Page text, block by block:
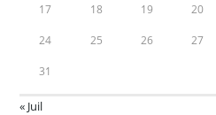
17 18 19 20
24 25 26 27
31
« Juil